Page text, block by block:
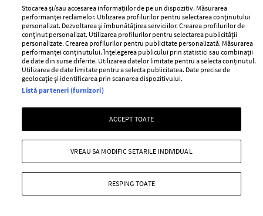
10 staruri care nu seamănă deloc cu
personajele iconice pe care le-au jucat
FEATURES 17 iunie 2026
Actorii au portretizat personaje cu totul diferite față de
cum sunt ei, de fapt, în viața reală.
Stocarea și/sau accesarea informațiilor de pe un dispozitiv. Măsurarea
performanței reclamelor. Utilizarea profilurilor pentru selectarea conținutului
personalizat. Dezvoltarea și îmbunătățirea serviciilor. Crearea profilurilor de
conținut personalizat. Utilizarea profilurilor pentru selectarea publicității
personalizate. Crearea profilurilor pentru publicitate personalizată. Măsurarea
performanței conținutului. Înțelegerea publicului prin statistici sau combinații
de date din surse diferite. Utilizarea datelor limitate pentru a selecta conținutul.
Utilizarea de date limitate pentru a selecta publicitatea. Date precise de
geolocație și identificarea prin scanarea dispozitivului.
Listă parteneri (furnizori)
ACCEPT TOATE
RESPING TOATE
VREAU SA MODIFIC SETARILE INDIVIDUAL